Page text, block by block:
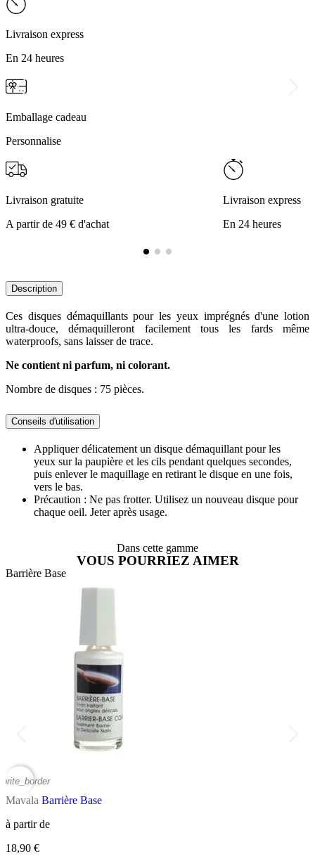
Livraison express
En 24 heures
Emballage cadeau
Personnalise
Livraison gratuite
A partir de 49 € d'achat
Livraison express
En 24 heures
Description
Ces disques démaquillants pour les yeux imprégnés d'une lotion
ultra-douce, démaquilleront facilement tous les fards même
waterproofs, sans laisser de trace.
Ne contient ni parfum, ni colorant.
Nombre de disques : 75 pièces.
Conseils d'utilisation
Appliquer délicatement un disque démaquillant pour les
yeux sur la paupière et les cils pendant quelques secondes,
puis enlever le maquillage en retirant le disque en une fois,
vers le bas.
Précaution : Ne pas frotter. Utilisez un nouveau disque pour
chaque oeil. Jeter après usage.
Dans cette gamme
VOUS POURRIEZ AIMER
Barrière Base
Mavala Barrière Base
à partir de
18,90 €